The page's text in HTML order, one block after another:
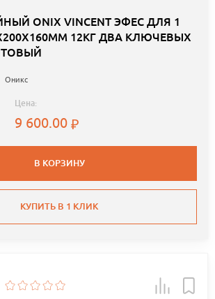
ONIX VINCENT ЭФЕС ДЛЯ 1
12КГ ДВА КЛЮЧЕВЫХ
Оникс
Цена:
9 600.00
В КОРЗИНУ
КУПИТЬ В 1 КЛИК